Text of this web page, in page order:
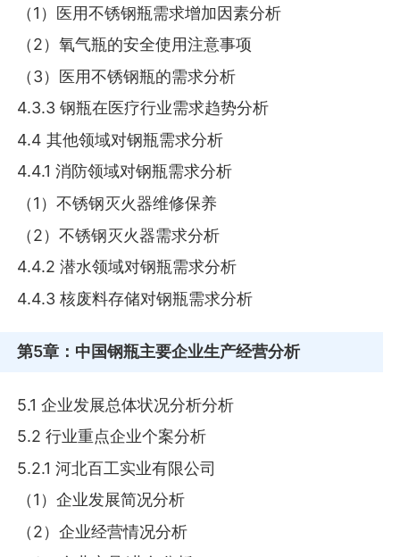
（1）医用不锈钢瓶需求增加因素分析
（2）氧气瓶的安全使用注意事项
（3）医用不锈钢瓶的需求分析
4.3.3 钢瓶在医疗行业需求趋势分析
4.4 其他领域对钢瓶需求分析
4.4.1 消防领域对钢瓶需求分析
（1）不锈钢灭火器维修保养
（2）不锈钢灭火器需求分析
4.4.2 潜水领域对钢瓶需求分析
4.4.3 核废料存储对钢瓶需求分析
第5章 ：中国钢瓶主要企业生产经营分析
5.1 企业发展总体状况分析分析
5.2 行业重点企业个案分析
5.2.1 河北百工实业有限公司
（1）企业发展简况分析
（2）企业经营情况分析